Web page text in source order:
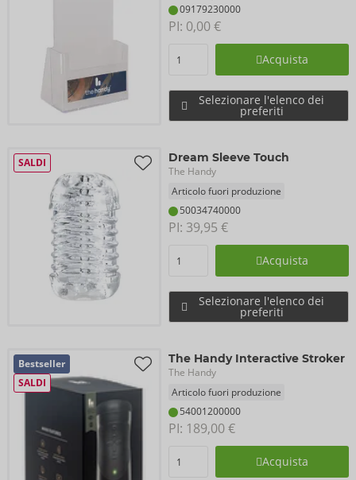
09179230000
PI: 0,00 €
Acquista
Selezionare l'elenco dei
preferiti
SALDI Dream Sleeve Touch
The Handy
Articolo fuori produzione
50034740000
PI: 39,95 €
Acquista
Selezionare l'elenco dei
preferiti
Bestseller
SALDI
The Handy Interactive Stroker
The Handy
Articolo fuori produzione
54001200000
PI: 189,00 €
Acquista